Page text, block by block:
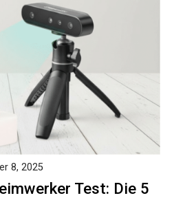
Test: Die 5
8, 2025